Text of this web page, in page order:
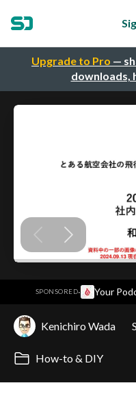
Upgrade to Pro —
downloads,
SPONSORED· Your
Kenichiro Wada
How-to & DIY